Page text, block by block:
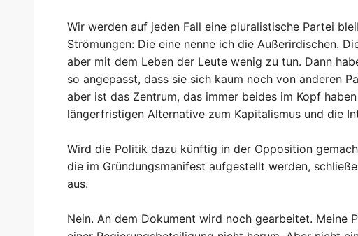
Wir werden auf jeden Fall eine pluralistische Partei
Strömungen: Die eine nenne ich die Außerirdischen.
aber mit dem Leben der Leute wenig zu tun. Dann
so angepasst, dass sie sich kaum noch von anderen
aber ist das Zentrum, das immer beides im Kopf
längerfristigen Alternative zum Kapitalismus und die
Wird die Politik dazu künftig in der Opposition
die im Gründungsmanifest aufgestellt werden,
aus.
Nein. An dem Dokument wird noch gearbeitet. Meine